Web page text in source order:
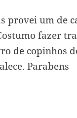
provei um de
fazer
de copinhos
Parabens